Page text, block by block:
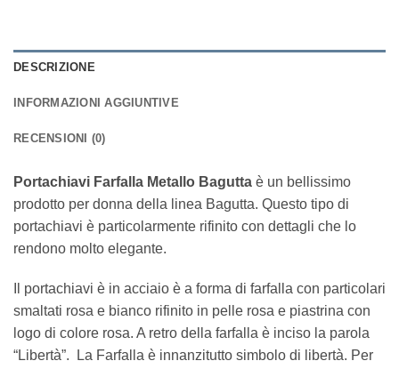
DESCRIZIONE
INFORMAZIONI AGGIUNTIVE
RECENSIONI (0)
Portachiavi Farfalla Metallo Bagutta è un bellissimo
prodotto per donna della linea Bagutta. Questo tipo di
portachiavi è particolarmente rifinito con dettagli che lo
rendono molto elegante.
Il portachiavi è in acciaio è a forma di farfalla con particolari
smaltati rosa e bianco rifinito in pelle rosa e piastrina con
logo di colore rosa. A retro della farfalla è inciso la parola
“Libertà”. La Farfalla è innanzitutto simbolo di libertà. Per